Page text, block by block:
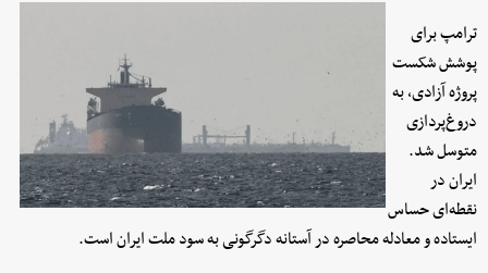
ترامپ برای
پوشش شکست
پروژه آزادی، به
دروغ‌پردازی
متوسل شد.
ایران در
نقطه‌ای حساس
ایستاده و معادله محاصره در آستانه دگرگونی به سود ملت ایران است.